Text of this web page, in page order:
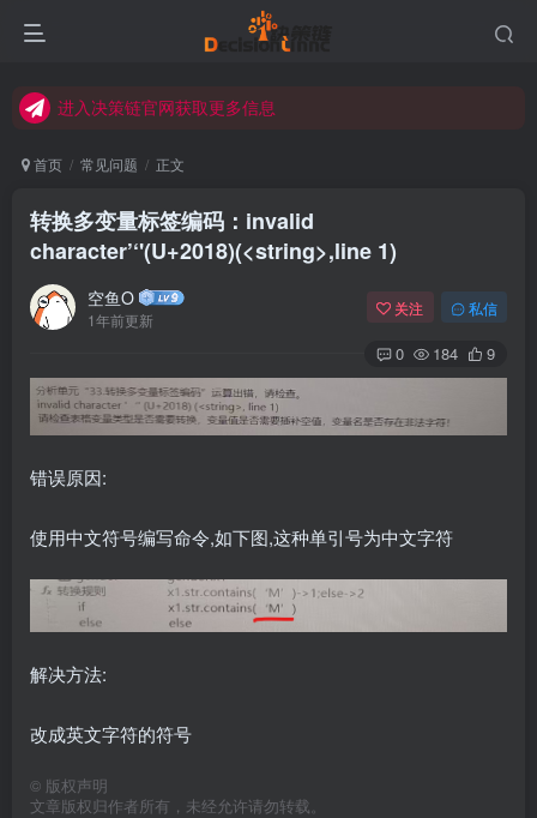
进入决策链Wiki获取官方使用指南
进入决策链官网获取更多信息
关注Bilibili官方视频号获取更多教程
首页 常见问题 正文
转换多变量标签编码：invalid
character’‘'(U+2018)(<string>,line 1)
空鱼O
1年前更新
关注 私信
0 184 9
错误原因:
使用中文符号编写命令,如下图,这种单引号为中文字符
解决方法:
改成英文字符的符号
© 版权声明
文章版权归作者所有，未经允许请勿转载。